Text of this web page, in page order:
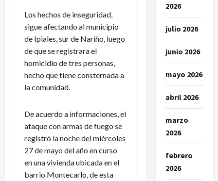
Los hechos de inseguridad,
sigue afectando al municipio
de Ipiales, sur de Nariño, luego
de que se registrara el
homicidio de tres personas,
hecho que tiene consternada a
la comunidad.
De acuerdo a informaciones, el
ataque con armas de fuego se
registró la noche del miércoles
27 de mayo del año en curso
en una vivienda ubicada en el
barrio Montecarlo, de esta
2026
julio 2026
junio 2026
mayo 2026
abril 2026
marzo
2026
febrero
2026